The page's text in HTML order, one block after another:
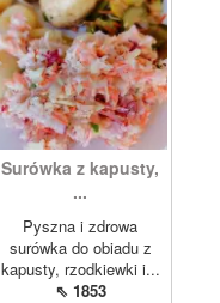
Surówka z kapusty,
...
Pyszna i zdrowa
surówka do obiadu z
kapusty, rzodkiewki i...
⇖ 1853